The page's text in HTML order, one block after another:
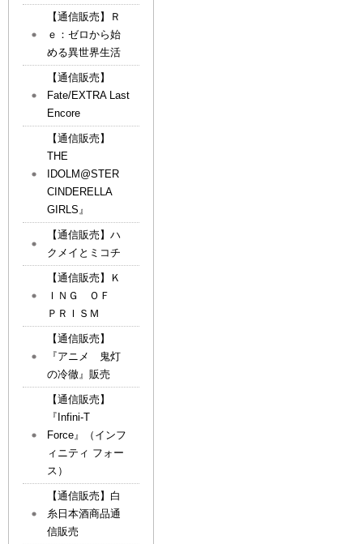
【通信販売】Ｒ
ｅ：ゼロから始
める異世界生活
【通信販売】
Fate/EXTRA Last
Encore
【通信販売】
THE
IDOLM@STER
CINDERELLA
GIRLS』
【通信販売】ハ
クメイとミコチ
【通信販売】Ｋ
ＩＮＧ ＯＦ
ＰＲＩＳＭ
【通信販売】
『アニメ 鬼灯
の冷徹』販売
【通信販売】
『Infini-T
Force』（インフ
ィニティ フォー
ス）
【通信販売】白
糸日本酒商品通
信販売